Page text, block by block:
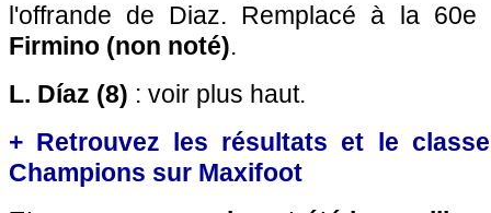
l'offrande de Diaz. Remplacé à la
Firmino (non noté).
L. Díaz (8) : voir plus haut.
+ Retrouvez les résultats et le
Champions sur Maxifoot